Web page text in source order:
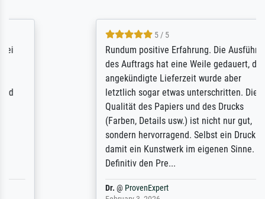
5 / 5
Rundum positive Erfahrung. Die Ausführung
des Auftrags hat eine Weile gedauert, die
angekündigte Lieferzeit wurde aber
letztlich sogar etwas unterschritten. Die
Qualität des Papiers und des Drucks
(Farben, Details usw.) ist nicht nur gut,
sondern hervorragend. Selbst ein Druck ist
damit ein Kunstwerk im eigenen Sinne.
Definitiv den Pre...
ProvenExpert